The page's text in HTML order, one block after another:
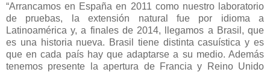
“Arrancamos en España en 2011 como nuestro laboratorio
de pruebas, la extensión natural fue por idioma a
Latinoamérica y, a finales de 2014, llegamos a Brasil, que
es una historia nueva. Brasil tiene distinta casuística y es
que en cada país hay que adaptarse a su medio. Además
tenemos presente la apertura de Francia y Reino Unido